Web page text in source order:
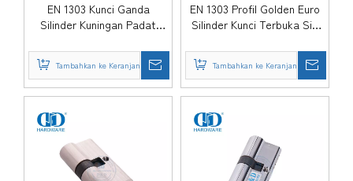
EN 1303 Kunci Ganda
Silinder Kuningan Padat
60mm-SC
Tambahkan ke Keranjang
EN 1303 Profil Golden Euro
Silinder Kunci Terbuka Sisi
Tambahkan ke Keranjang